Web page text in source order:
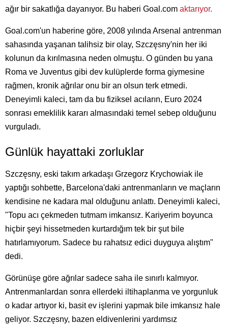
ağır bir sakatlığa dayanıyor. Bu haberi Goal.com aktarıyor.
Goal.com'un haberine göre, 2008 yılında Arsenal antrenman
sahasında yaşanan talihsiz bir olay, Szczęsny'nin her iki
kolunun da kırılmasına neden olmuştu. O günden bu yana
Roma ve Juventus gibi dev kulüplerde forma giymesine
rağmen, kronik ağrılar onu bir an olsun terk etmedi.
Deneyimli kaleci, tam da bu fiziksel acıların, Euro 2024
sonrası emeklilik kararı almasındaki temel sebep olduğunu
vurguladı.
Günlük hayattaki zorluklar
Szczęsny, eski takım arkadaşı Grzegorz Krychowiak ile
yaptığı sohbette, Barcelona'daki antrenmanların ve maçların
kendisine ne kadara mal olduğunu anlattı. Deneyimli kaleci,
"Topu acı çekmeden tutmam imkansız. Kariyerim boyunca
hiçbir şeyi hissetmeden kurtardığım tek bir şut bile
hatırlamıyorum. Sadece bu rahatsız edici duyguya alıştım"
dedi.
Görünüşe göre ağrılar sadece saha ile sınırlı kalmıyor.
Antrenmanlardan sonra ellerdeki iltihaplanma ve yorgunluk
o kadar artıyor ki, basit ev işlerini yapmak bile imkansız hale
geliyor. Szczęsny, bazen eldivenlerini yardımsız